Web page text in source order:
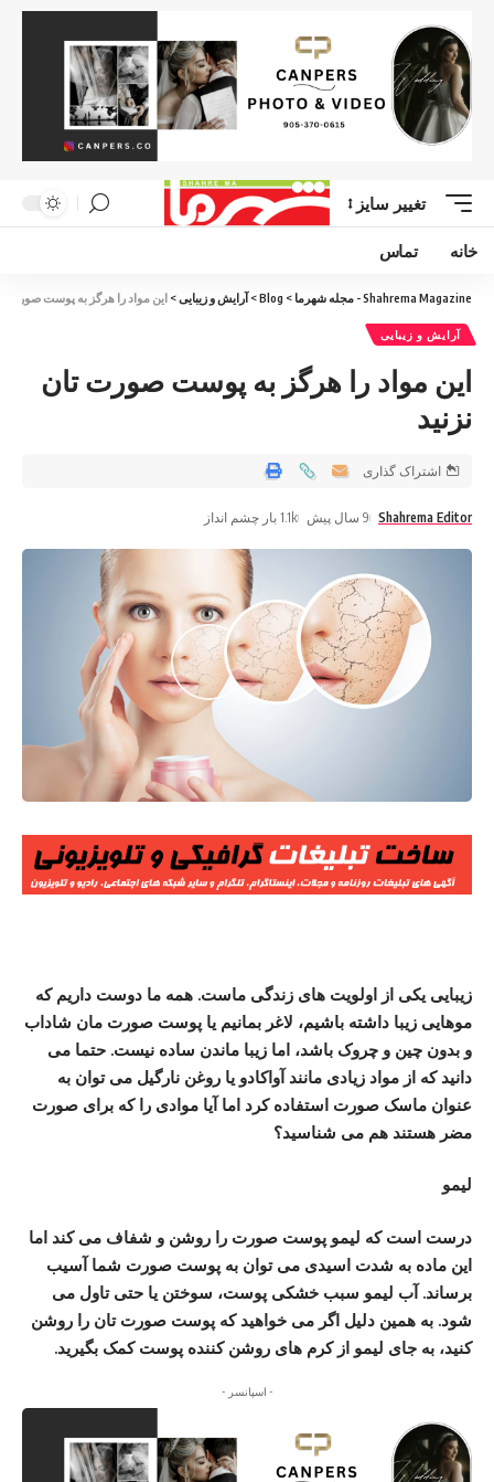
تغییر سایز
خانه تماس
Shahrema Magazine - مجله شهرما >
Blog
> آرایش و زیبایی> این مواد را هرگز به پوست صورت
آرایش و زیبایی
این مواد را هرگز به پوست صورت تان
نزنید
Shahrema Editor 9 سال پیش 1.1k بار چشم انداز
اشتراک گذاری
زیبایی یکی از اولویت های زندگی ماست. همه ما دوست داریم که
موهایی زیبا داشته باشیم، لاغر بمانیم یا پوست صورت مان شاداب
و بدون چین و چروک باشد، اما زیبا ماندن ساده نیست. حتما می
دانید که از مواد زیادی مانند آواکادو یا روغن نارگیل می توان به
عنوان ماسک صورت استفاده کرد اما آیا موادی را که برای صورت
مضر هستند هم می شناسید؟
لیمو
درست است که لیمو پوست صورت را روشن و شفاف می کند اما
این ماده به شدت اسیدی می توان به پوست صورت شما آسیب
برساند. آب لیمو سبب خشکی پوست، سوختن یا حتی تاول می
شود. به همین دلیل اگر می خواهید که پوست صورت تان را روشن
کنید، به جای لیمو از کرم های روشن کننده پوست کمک بگیرید.
- اسپانسر -